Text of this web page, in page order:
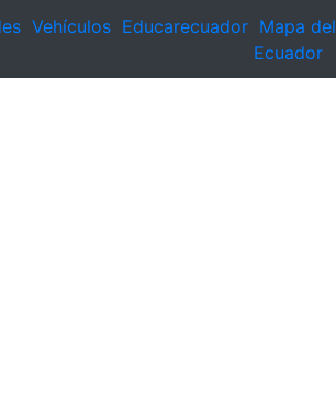
Vehículos Educarecuador Mapa del
Ecuador